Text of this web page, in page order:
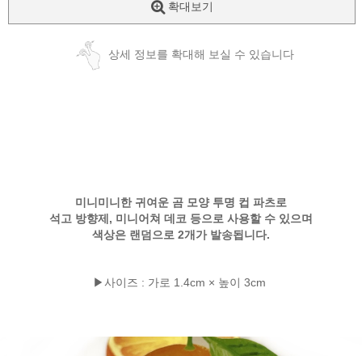
확대보기
상세 정보를 확대해 보실 수 있습니다
미니미니한 귀여운 곰 모양 투명 컵 파츠로
석고 방향제, 미니어쳐 데코 등으로 사용할 수 있으며
색상은 랜덤으로 2개가 발송됩니다.
▶사이즈 : 가로 1.4cm × 높이 3cm